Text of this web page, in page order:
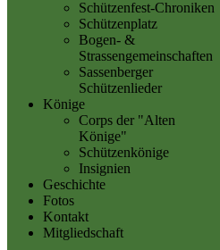
Schützenfest-Chroniken
Schützenplatz
Bogen- &
Strassengemeinschaften
Sassenberger
Schützenlieder
Könige
Corps der "Alten
Könige"
Schützenkönige
Insignien
Geschichte
Fotos
Kontakt
Mitgliedschaft